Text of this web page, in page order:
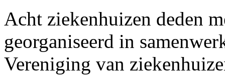
Acht ziekenhuizen deden
georganiseerd in
Vereniging van